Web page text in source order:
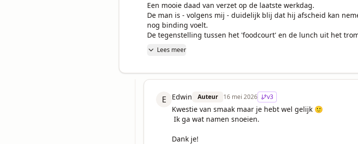
Een mooie daad van verzet op de laatste werkdag.
De man is - volgens mij - duidelijk blij dat hij afscheid kan
nog binding voelt.
De tegenstelling tussen het 'foodcourt' en de lunch uit het
Lees meer
E Edwin Auteur 16 mei 2026 v3
Kwestie van smaak maar je hebt wel gelijk 🙂
Dank je!